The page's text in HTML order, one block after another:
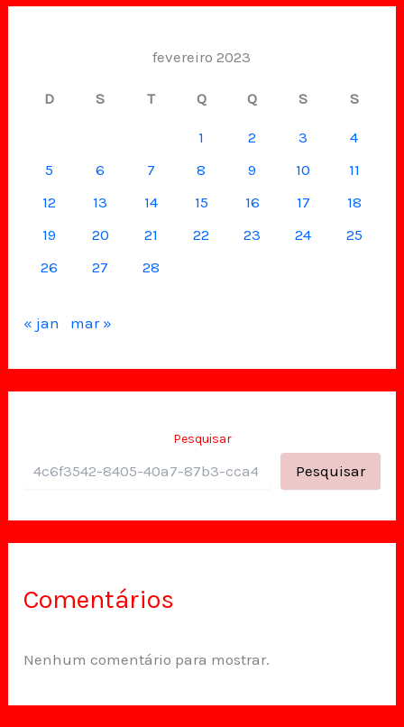
fevereiro 2023
D S T Q Q S S
1 2 3
4
5
6 7 8 9 10
11
12
13 14 15 16 17
18
19
20 21 22 23 24
25
26
27 28
« jan mar »
Pesquisar
Pesquisar
Comentários
Nenhum comentário para mostrar.